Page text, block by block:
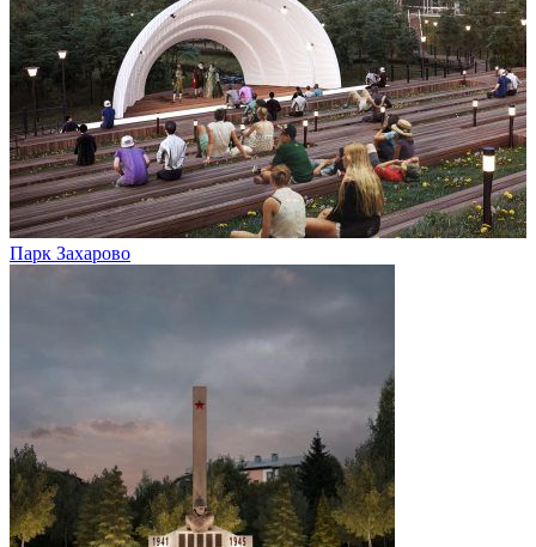
Парк Захарово